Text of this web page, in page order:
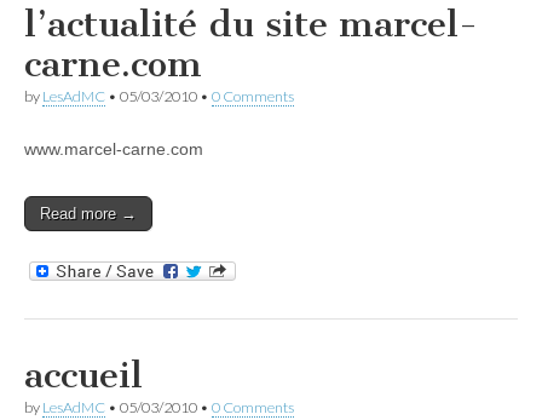
l’actualité du site marcel-
carne.com
by LesAdMC • 05/03/2010 • 0 Comments
www.marcel-carne.com
Read more →
accueil
by LesAdMC • 05/03/2010 • 0 Comments